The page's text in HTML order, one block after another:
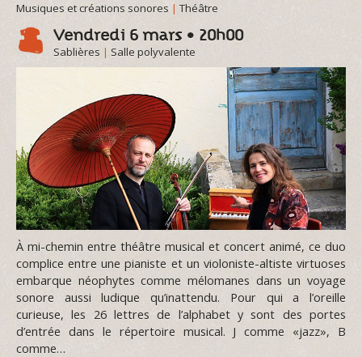
Musiques et créations sonores | Théâtre
Vendredi 6 mars • 20h00
Sablières | Salle polyvalente
À mi-chemin entre théâtre musical et concert animé, ce duo
complice entre une pianiste et un violoniste-altiste virtuoses
embarque néophytes comme mélomanes dans un voyage
sonore aussi ludique qu’inattendu. Pour qui a l’oreille
curieuse, les 26 lettres de l’alphabet y sont des portes
d’entrée dans le répertoire musical. J comme «jazz», B
comme…